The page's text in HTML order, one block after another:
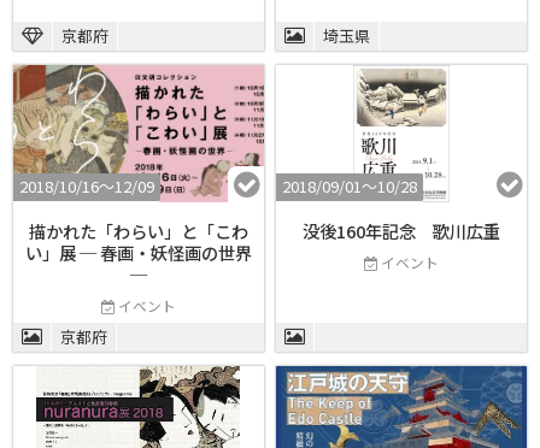
京都府 埼玉県
2018/10/16〜12/09
描かれた「わらい」と「こわ
い」展 ─ 春画・妖怪画の世界
─
イベント
京都府
2018/09/01〜10/28
没後160年記念 歌川広重
イベント